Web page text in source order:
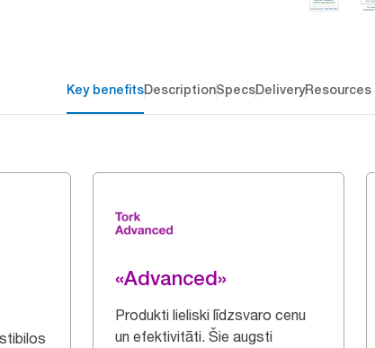
Key benefitsDescriptionSpecsDeliveryResources
«Advanced»
Produkti lieliski līdzsvaro cenu
un efektivitāti. Šie augsti